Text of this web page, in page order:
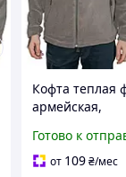
Кофта теплая
армейская,
военных и
цвета хаки
Готово к
от 109 ₴/мес